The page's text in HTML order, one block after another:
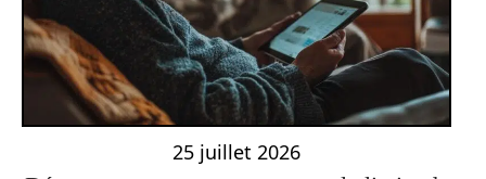
25 juillet 2026